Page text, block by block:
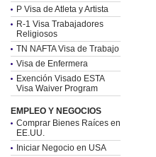
P Visa de Atleta y Artista
R-1 Visa Trabajadores
Religiosos
TN NAFTA Visa de Trabajo
Visa de Enfermera
Exención Visado ESTA
Visa Waiver Program
EMPLEO Y NEGOCIOS
Comprar Bienes Raíces en
EE.UU.
Iniciar Negocio en USA